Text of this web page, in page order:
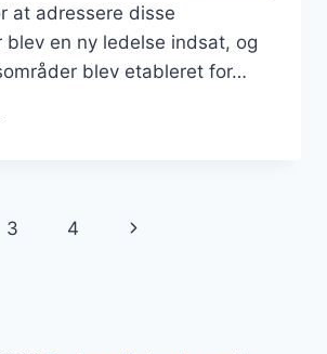
at adressere disse
blev en ny ledelse indsat, og
blev etableret for…
3 4
Næste